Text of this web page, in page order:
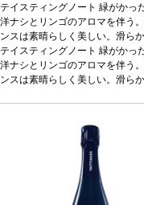
テイスティングノート 緑がかっ
洋ナシとリンゴのアロマを伴う
ンスは素晴らしく美しい。滑ら
料理カクテルやアペリティフに
テイスティングノート 緑がかっ
洋ナシとリンゴのアロマを伴う
ンスは素晴らしく美しい。滑ら